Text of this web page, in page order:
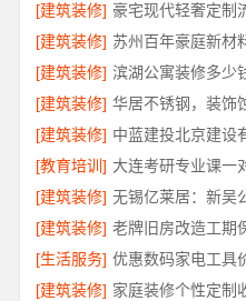
[建筑装修]
[建筑装修] 苏州百年豪庭新材
[建筑装修] 滨湖公寓装修多少
[建筑装修] 华居不锈钢，装饰
[建筑装修] 中蓝建投北京建设
[教育培训]
[建筑装修] 无锡亿莱居：新吴
[建筑装修]
[生活服务]
[建筑装修] 家庭装修个性定制